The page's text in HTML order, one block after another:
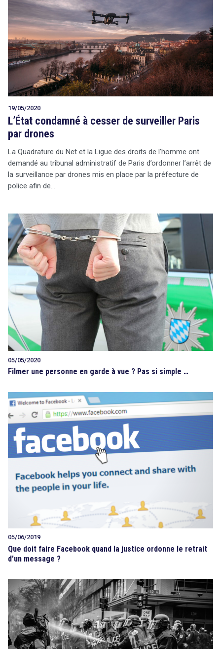
05/05/2020
Filmer une personne en garde à vue ? Pas si simple …
05/06/2019
Que doit faire Facebook quand la justice ordonne le retrait
d’un message ?
19/05/2020
L’État condamné à cesser de surveiller Paris
par drones
La Quadrature du Net et la Ligue des droits de l’homme ont
demandé au tribunal administratif de Paris d’ordonner l’arrêt de
la surveillance par drones mis en place par la préfecture de
police afin de…